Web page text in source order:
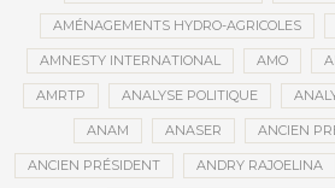
AMÉNAGEMENTS HYDRO-AGRICOLES
AMNESTY INTERNATIONAL AMO
AMRTP ANALYSE POLITIQUE
ANAM ANASER ANCIEN
ANCIEN PRÉSIDENT ANDRY RAJOELINA